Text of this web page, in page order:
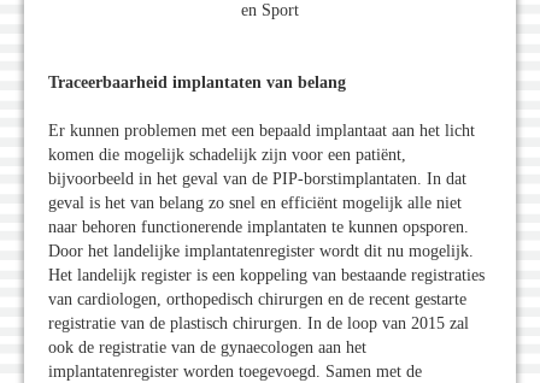
en Sport
Traceerbaarheid implantaten van belang
Er kunnen problemen met een bepaald implantaat aan het licht
komen die mogelijk schadelijk zijn voor een patiënt,
bijvoorbeeld in het geval van de PIP-borstimplantaten. In dat
geval is het van belang zo snel en efficiënt mogelijk alle niet
naar behoren functionerende implantaten te kunnen opsporen.
Door het landelijke implantatenregister wordt dit nu mogelijk.
Het landelijk register is een koppeling van bestaande registraties
van cardiologen, orthopedisch chirurgen en de recent gestarte
registratie van de plastisch chirurgen. In de loop van 2015 zal
ook de registratie van de gynaecologen aan het
implantatenregister worden toegevoegd. Samen met de